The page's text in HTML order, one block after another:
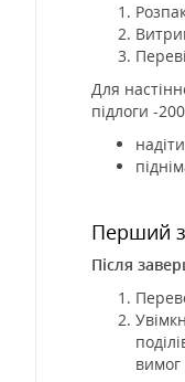
Для
підлоги -
Перший
Після
вимог